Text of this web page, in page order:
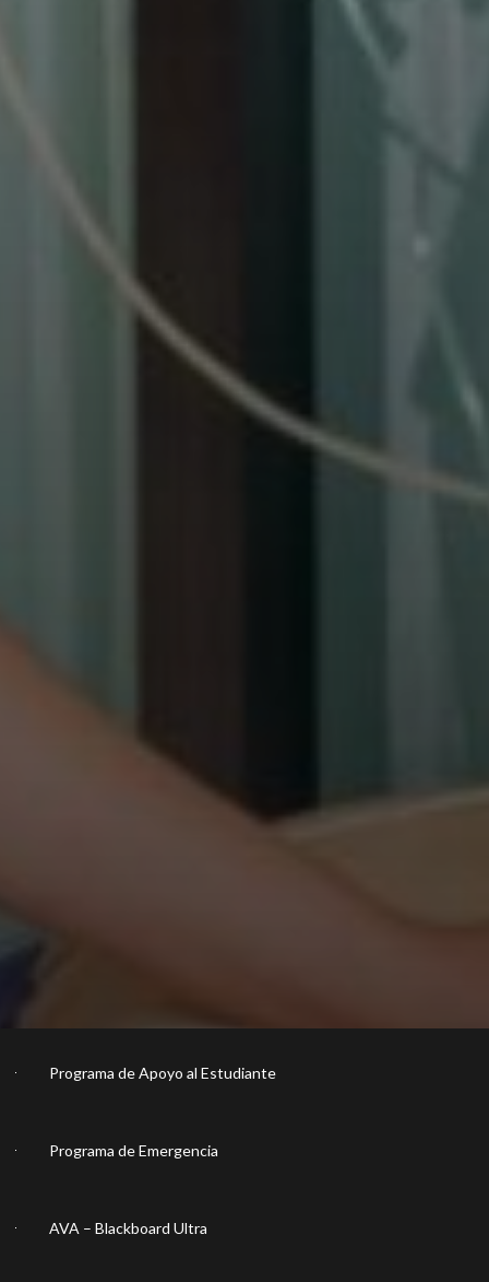
Programa de Apoyo al Estudiante
Programa de Emergencia
AVA – Blackboard Ultra